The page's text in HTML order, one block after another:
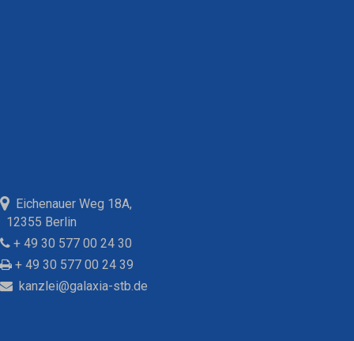
Eichenauer Weg 18A,
12355 Berlin
+ 49 30 577 00 24 30
+ 49 30 577 00 24 39
kanzlei@galaxia-stb.de